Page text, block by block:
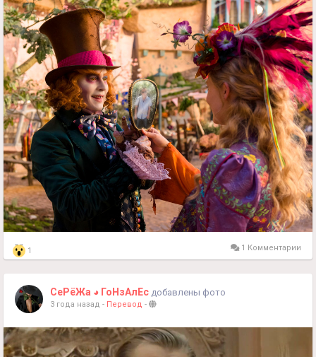
1 1 Комментарии
СеРёЖа ◕ ГоНзАлЕс добавлены фото
3 года назад - Перевод -